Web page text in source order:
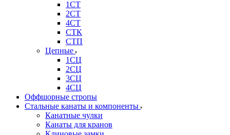
1СТ
2СТ
4СТ
СТК
СТП
Цепные
1СЦ
2СЦ
3СЦ
4СЦ
Оффшорные стропы
Стальные канаты и компоненты
Канатные чулки
Канаты для кранов